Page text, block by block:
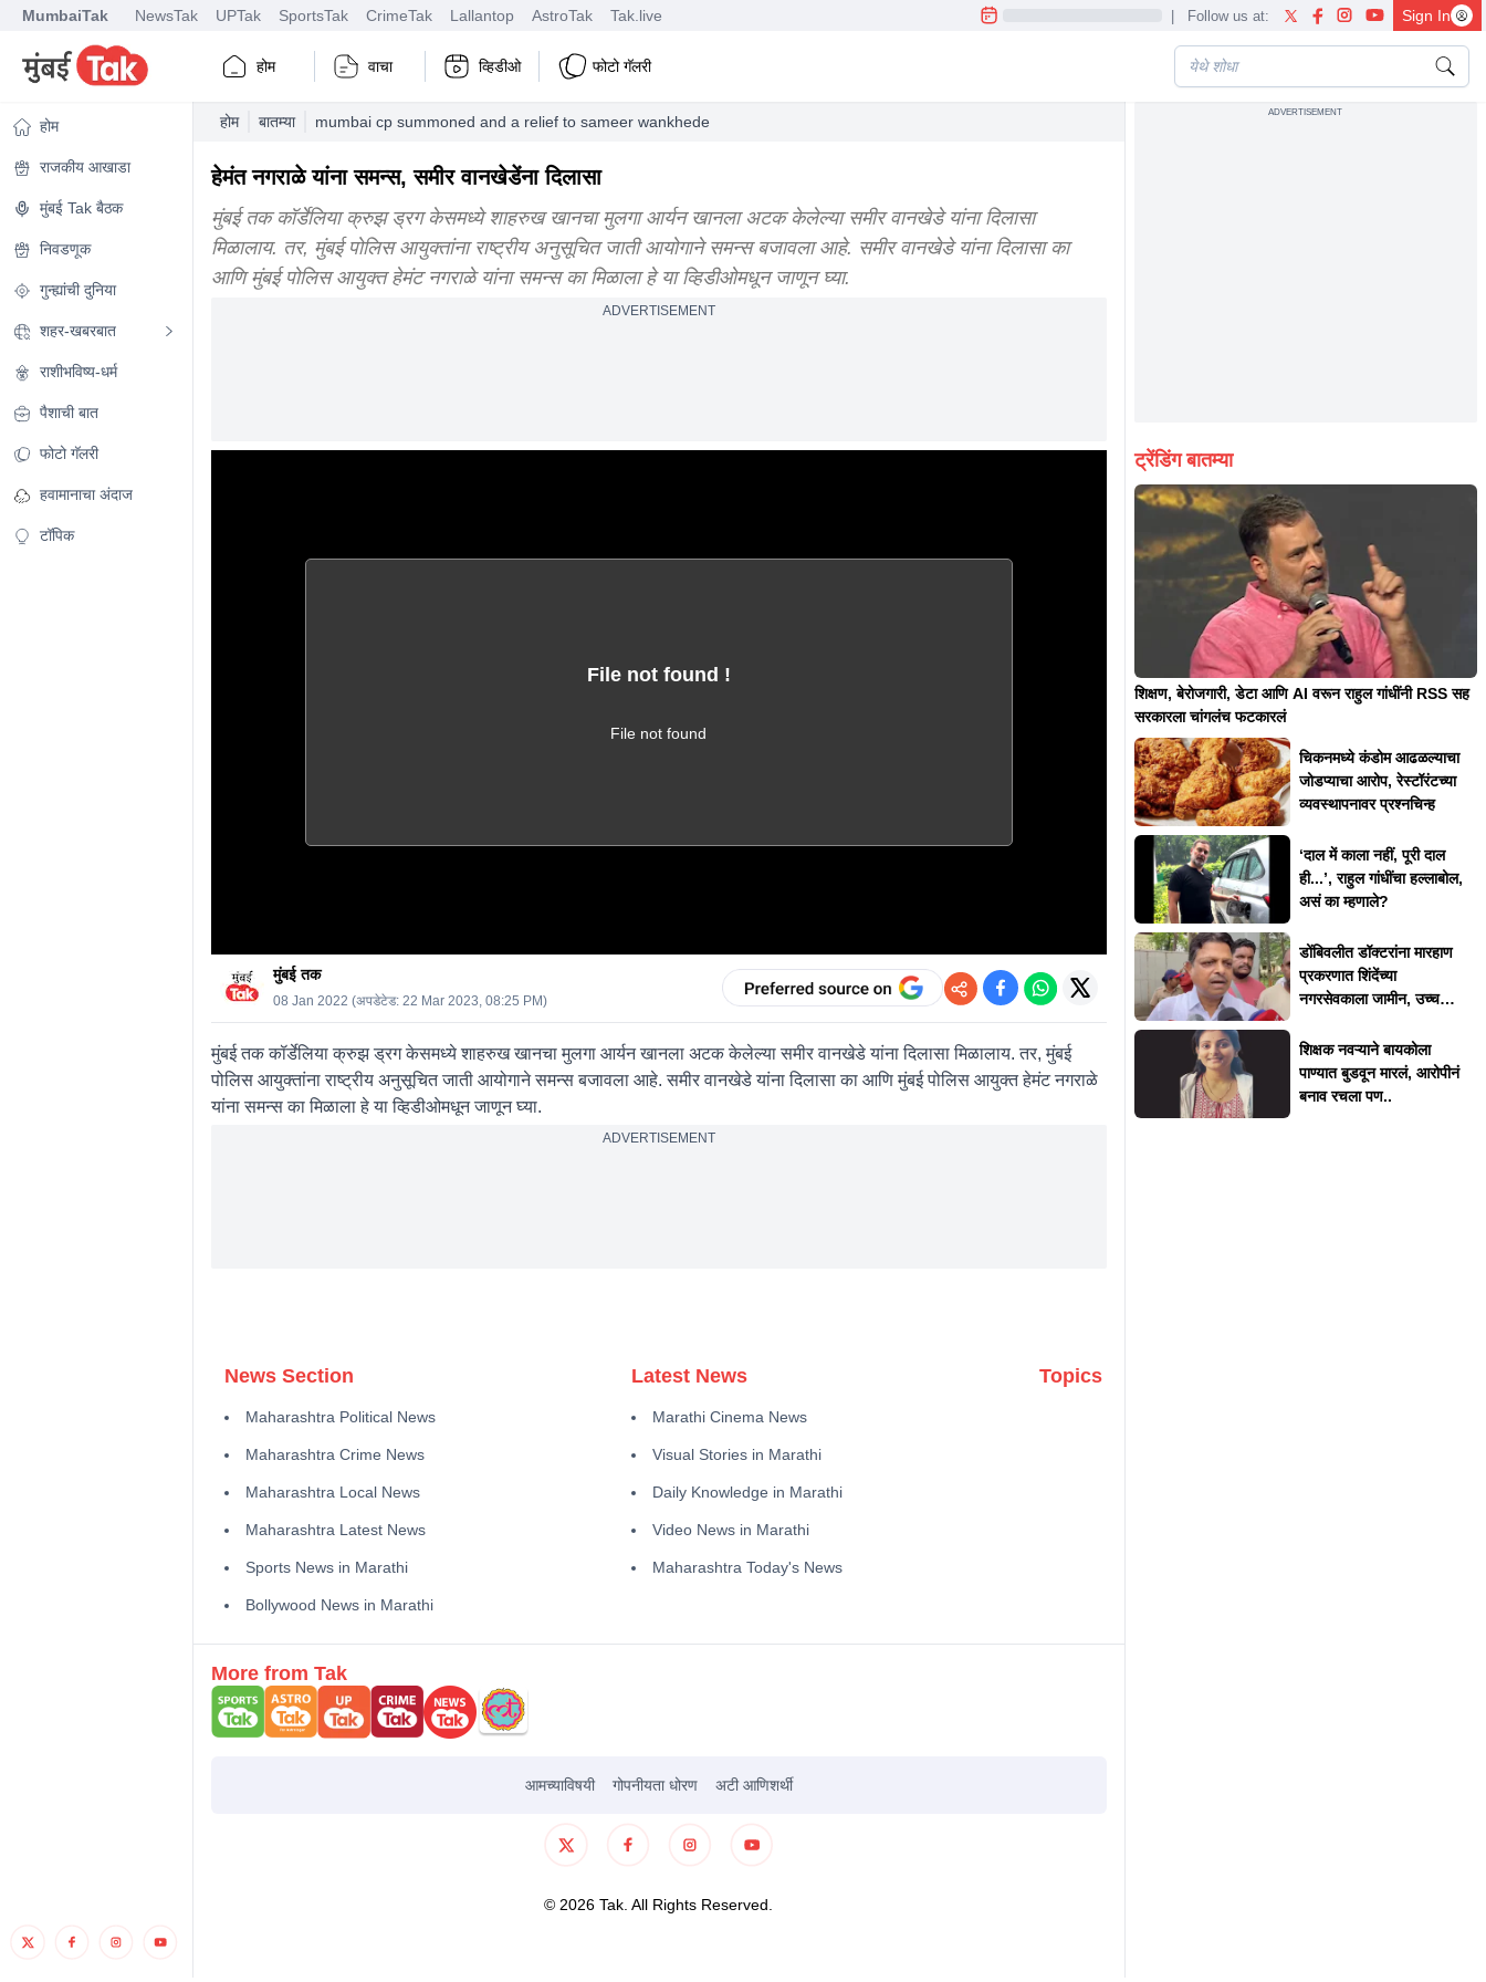
MumbaiTak NewsTak UPTak SportsTak CrimeTak Lallantop AstroTak Tak.live | Follow us at: Sign In
होम वाचा व्हिडीओ फोटो गॅलरी
होम
राजकीय आखाडा
मुंबई Tak बैठक
निवडणूक
गुन्ह्यांची दुनिया
शहर-खबरबात
राशीभविष्य-धर्म
पैशाची बात
फोटो गॅलरी
हवामानाचा अंदाज
टॉपिक
होम बातम्या mumbai cp summoned and a relief to sameer wankhede
हेमंत नगराळे यांना समन्स, समीर वानखेडेंना दिलासा
मुंबई तक कॉर्डेलिया क्रुझ ड्रग केसमध्ये शाहरुख खानचा मुलगा आर्यन खानला अटक केलेल्या समीर वानखेडे यांना दिलासा
मिळालाय. तर, मुंबई पोलिस आयुक्तांना राष्ट्रीय अनुसूचित जाती आयोगाने समन्स बजावला आहे. समीर वानखेडे यांना दिलासा का
आणि मुंबई पोलिस आयुक्त हेमंट नगराळे यांना समन्स का मिळाला हे या व्हिडीओमधून जाणून घ्या.
ADVERTISEMENT
File not found !
File not found
मुंबई तक
08 Jan 2022 (अपडेटेड: 22 Mar 2023, 08:25 PM)
मुंबई तक कॉर्डेलिया क्रुझ ड्रग केसमध्ये शाहरुख खानचा मुलगा आर्यन खानला अटक केलेल्या समीर वानखेडे यांना दिलासा मिळालाय. तर, मुंबई
पोलिस आयुक्तांना राष्ट्रीय अनुसूचित जाती आयोगाने समन्स बजावला आहे. समीर वानखेडे यांना दिलासा का आणि मुंबई पोलिस आयुक्त हेमंट नगराळे
यांना समन्स का मिळाला हे या व्हिडीओमधून जाणून घ्या.
ADVERTISEMENT
News Section
Maharashtra Political News
Maharashtra Crime News
Maharashtra Local News
Maharashtra Latest News
Sports News in Marathi
Bollywood News in Marathi
Latest News
Marathi Cinema News
Visual Stories in Marathi
Daily Knowledge in Marathi
Video News in Marathi
Maharashtra Today's News
Topics
More from Tak
आमच्याविषयी गोपनीयता धोरण अटी आणिशर्थी
© 2026 Tak. All Rights Reserved.
ADVERTISEMENT
ट्रेंडिंग बातम्या
शिक्षण, बेरोजगारी, डेटा आणि AI वरून राहुल गांधींनी RSS सह
सरकारला चांगलंच फटकारलं
चिकनमध्ये कंडोम आढळल्याचा
जोडप्याचा आरोप, रेस्टॉरंटच्या
व्यवस्थापनावर प्रश्नचिन्ह
‘दाल में काला नहीं, पूरी दाल
ही...’, राहुल गांधींचा हल्लाबोल,
असं का म्हणाले?
डोंबिवलीत डॉक्टरांना मारहाण
प्रकरणात शिंदेंच्या
नगरसेवकाला जामीन, उच्च
शिक्षक नवऱ्याने बायकोला
पाण्यात बुडवून मारलं, आरोपीनं
बनाव रचला पण..